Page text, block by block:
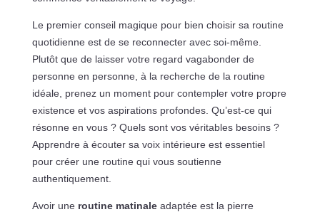
Le premier conseil magique pour bien choisir sa routine
quotidienne est de se reconnecter avec soi-même.
Plutôt que de laisser votre regard vagabonder de
personne en personne, à la recherche de la routine
idéale, prenez un moment pour contempler votre propre
existence et vos aspirations profondes. Qu’est-ce qui
résonne en vous ? Quels sont vos véritables besoins ?
Apprendre à écouter sa voix intérieure est essentiel
pour créer une routine qui vous soutienne
authentiquement.
Avoir une routine matinaleadaptée est la pierre